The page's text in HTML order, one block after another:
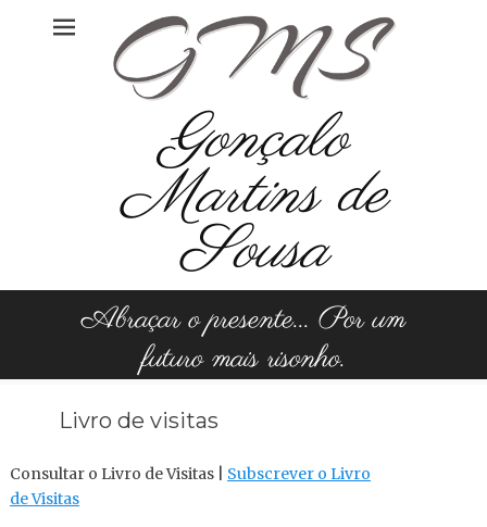
Gonçalo
Martins de
Sousa
Abraçar o presente... Por um
futuro mais risonho.
Livro de visitas
Consultar o Livro de Visitas | Subscrever o Livro
de Visitas